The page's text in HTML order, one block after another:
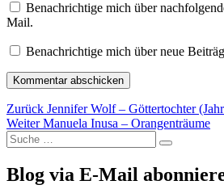
Benachrichtige mich über
Mail.
Benachrichtige mich über neue
Beitragsnavigation
Zurück Vorheriger
Beitrag:
Jennifer Wolf – Göttertochter
Weiter Nächster
Manuela Inusa – Orangenträume
Suche
nach:
Suchen
Blog via E-Mail